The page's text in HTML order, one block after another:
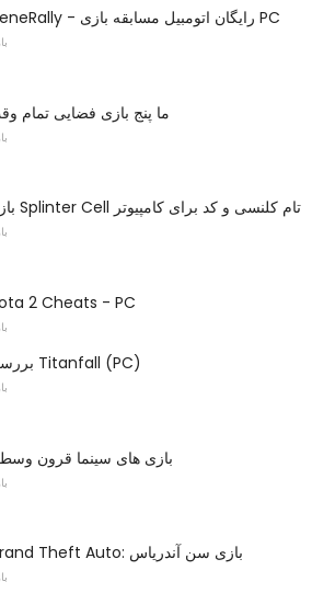
GeneRally - رایگان اتومبیل مسابقه بازی PC
ما پنج بازی فضایی تمام
بازی Splinter Cell تام کلنسی و کد برای کامپیوتر
2 Cheats - PC
بررسی Titanfall (PC)
بازی های سینما قرون
Grand Theft Auto: بازی سن آندریاس